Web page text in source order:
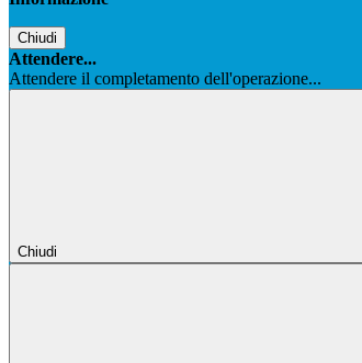
Chiudi
Attendere...
Attendere il completamento dell'operazione...
Chiudi